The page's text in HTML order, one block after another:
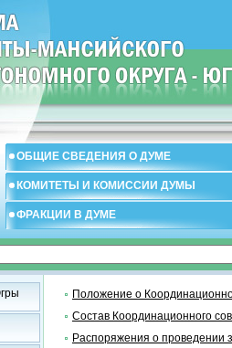
ОБЩИЕ СВЕДЕНИЯ О ДУМЕ
КОМИТЕТЫ И КОМИССИИ ДУМЫ
ФРАКЦИИ В ДУМЕ
Положение о
Состав Координационного
Распоряжения о проведении